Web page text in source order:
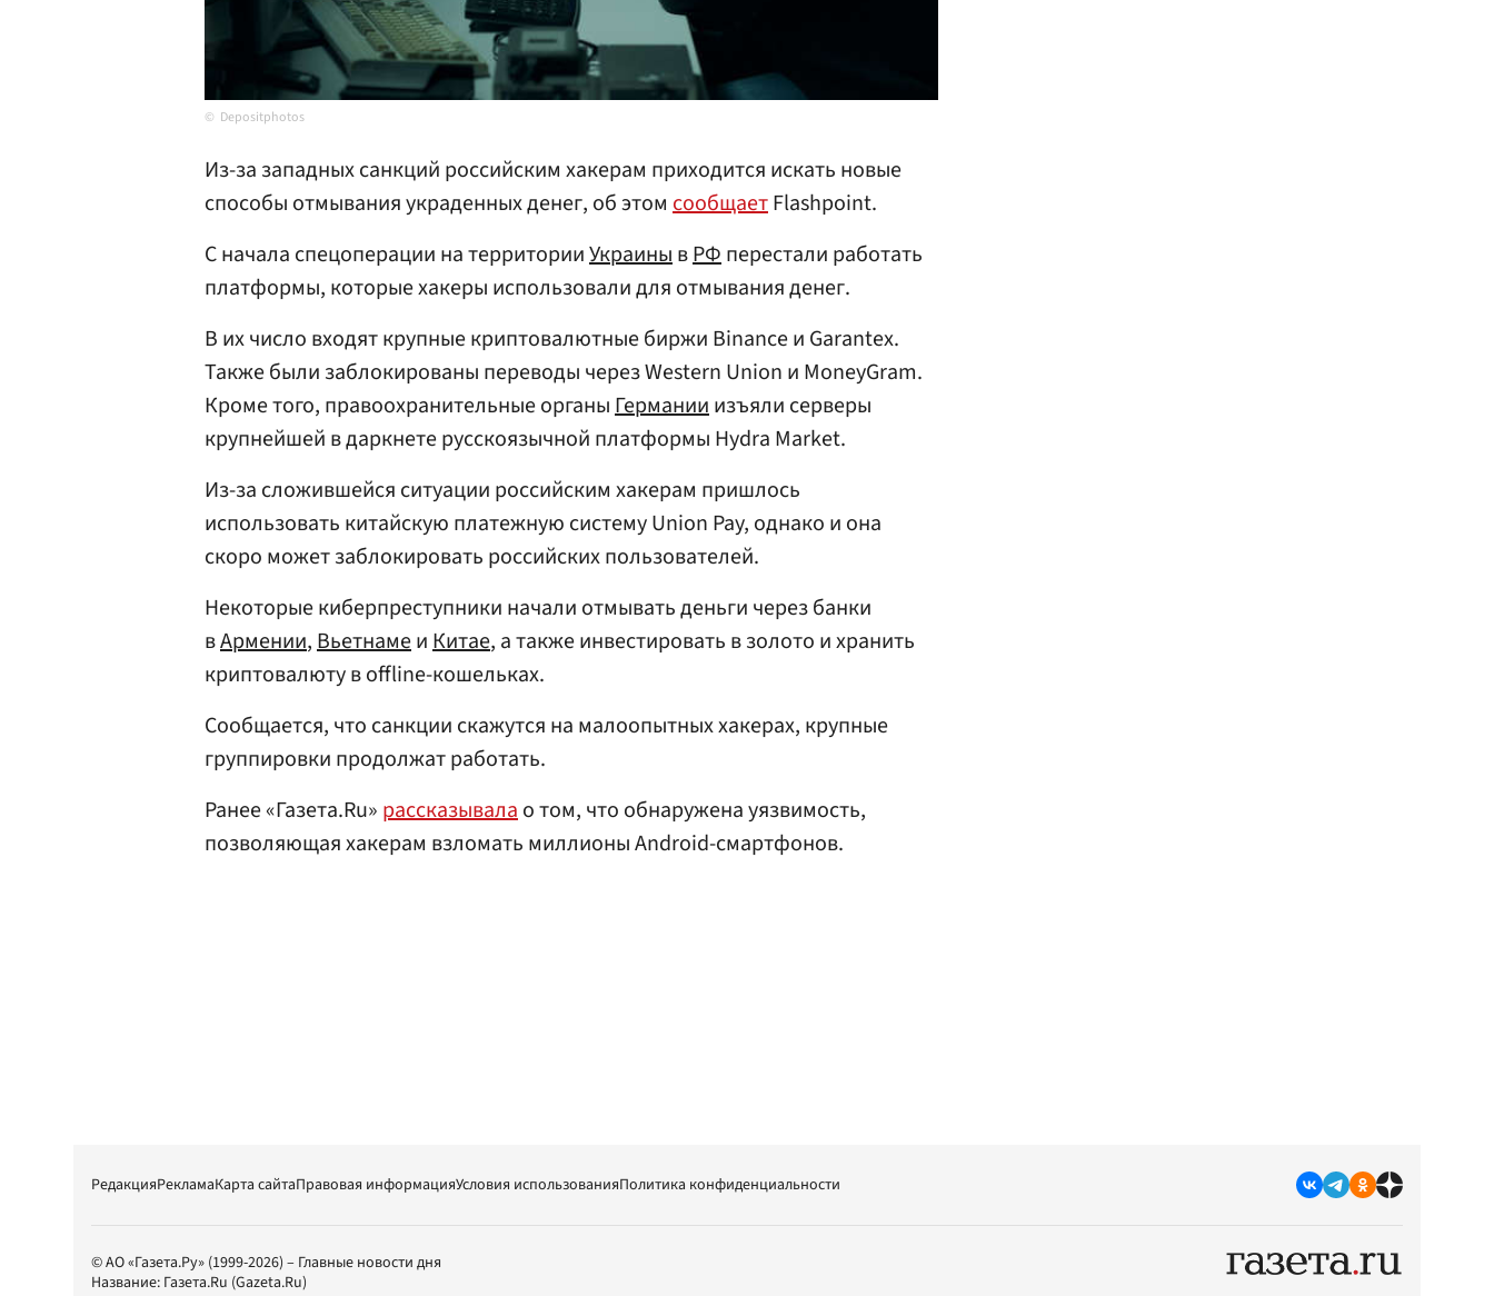
Depositphotos
Из-за западных санкций российским хакерам приходится искать новые
способы отмывания украденных денег, об этом сообщаетFlashpoint.
С начала спецоперации на территорииУкраинывРФперестали работать
платформы, которые хакеры использовали для отмывания денег.
В их число входят крупные криптовалютные биржи Binance и Garantex.
Также были заблокированы переводы через Western Union и MoneyGram.
Кроме того, правоохранительные органыГерманииизъяли серверы
крупнейшей в даркнете русскоязычной платформы Hydra Market.
Из-за сложившейся ситуации российским хакерам пришлось
использовать китайскую платежную систему Union Pay, однако и она
скоро может заблокировать российских пользователей.
Некоторые киберпреступники начали отмывать деньги через банки
вАрмении,ВьетнамеиКитае, а также инвестировать в золото и хранить
криптовалюту в offline-кошельках.
Сообщается, что санкции скажутся на малоопытных хакерах, крупные
группировки продолжат работать.
Ранее «Газета.Ru» рассказывалао том, что обнаружена уязвимость,
позволяющая хакерам взломать миллионы Android-смартфонов.
РедакцияРекламаКарта сайтаПравовая информацияУсловия использованияПолитика конфиденциальности
© АО «Газета.Ру» (1999-2026) – Главные новости дня
Название: Газета.Ru (Gazeta.Ru)